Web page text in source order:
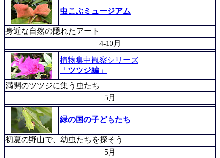
虫こぶミュージアム
身近な自然の隠れたアート
4-10月
植物集中観察シリーズ
「 ツツジ編 」
満開のツツジに集う虫たち
5月
緑の国の子どもたち
初夏の野山で、幼虫たちを探そう
5月